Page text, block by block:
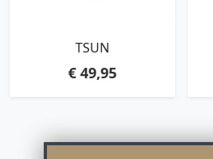
TSUN
€49,95